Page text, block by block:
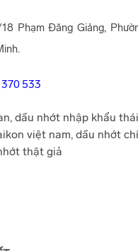
Phạm Đăng Giảng,
533
dầu nhớt nhập khẩu
việt nam, dầu nhớt
thật giả